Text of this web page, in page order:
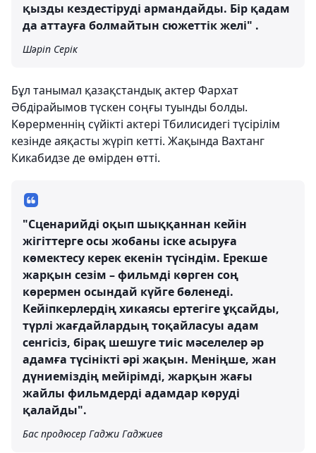
қызды кездестіруді армандайды. Бір қадам
да аттауға болмайтын сюжеттік желі" .
Шәріп Серік
Бұл танымал қазақстандық актер Фархат
Әбдірайымов түскен соңғы туынды болды.
Көрерменнің сүйікті актері Тбилисидегі түсірілім
кезінде аяқасты жүріп кетті. Жақында Вахтанг
Кикабидзе де өмірден өтті.
"Сценарийді оқып шыққаннан кейін
жігіттерге осы жобаны іске асыруға
көмектесу керек екенін түсіндім. Ерекше
жарқын сезім – фильмді көрген соң
көрермен осындай күйге бөленеді.
Кейіпкерлердің хикаясы ертегіге ұқсайды,
түрлі жағдайлардың тоқайласуы адам
сенгісіз, бірақ шешуге тиіс мәселелер әр
адамға түсінікті әрі жақын. Меніңше, жан
дүниеміздің мейірімді, жарқын жағы
жайлы фильмдерді адамдар көруді
қалайды".
Бас продюсер Гаджи Гаджиев